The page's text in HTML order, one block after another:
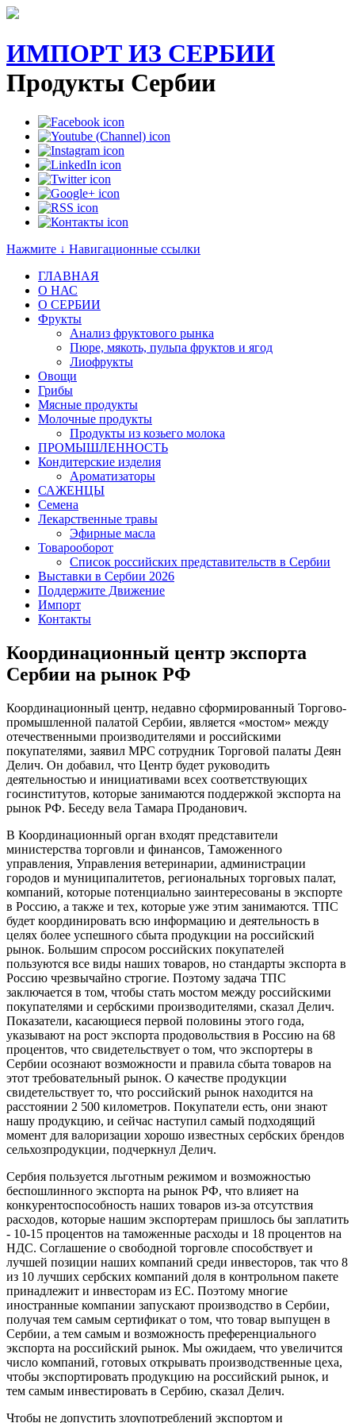
ИМПОРТ ИЗ СЕРБИИ
Продукты Сербии
Нажмите ↓ Навигационные ссылки
ГЛАВНАЯ
О НАС
O СЕРБИИ
Фрукты
Анализ фруктового рынка
Пюре, мякоть, пульпа фруктов и ягод
Лиофрукты
Овощи
Грибы
Мясные продукты
Молочные продукты
Продукты из козьего молока
ПРОМЫШЛЕННОСТЬ
Кондитерские изделия
Ароматизаторы
САЖЕНЦЫ
Семена
Лекарственные травы
Эфирные масла
Товарооборот
Список российских представительств в Сербии
Выставки в Сербии 2026
Поддержите Движение
Импорт
Контакты
Координационный центр экспорта
Сербии на рынок РФ
Координационный центр, недавно сформированный Торгово-
промышленной палатой Сербии, является «мостом» между
отечественными производителями и российскими
покупателями, заявил МРС сотрудник Торговой палаты Деян
Делич. Он добавил, что Центр будет руководить
деятельностью и инициативами всех соответствующих
госинститутов, которые занимаются поддержкой экспорта на
рынок РФ. Беседу вела Тамара Проданович.
В Координационный орган входят представители
министерства торговли и финансов, Таможенного
управления, Управления ветеринарии, администрации
городов и муниципалитетов, региональных торговых палат,
компаний, которые потенциально заинтересованы в экспорте
в Россию, а также и тех, которые уже этим занимаются. ТПС
будет координировать всю информацию и деятельность в
целях более успешного сбыта продукции на российский
рынок. Большим спросом российских покупателей
пользуются все виды наших товаров, но стандарты экспорта в
Россию чрезвычайно строгие. Поэтому задача ТПС
заключается в том, чтобы стать мостом между российскими
покупателями и сербскими производителями, сказал Делич.
Показатели, касающиеся первой половины этого года,
указывают на рост экспорта продовольствия в Россию на 68
процентов, что свидетельствует о том, что экспортеры в
Сербии осознают возможности и правила сбыта товаров на
этот требовательный рынок. О качестве продукции
свидетельствует то, что российский рынок находится на
расстоянии 2 500 километров. Покупатели есть, они знают
нашу продукцию, и сейчас наступил самый подходящий
момент для валоризации хорошо известных сербских брендов
сельхозпродукции, подчеркнул Делич.
Сербия пользуется льготным режимом и возможностью
беспошлинного экспорта на рынок РФ, что влияет на
конкурентоспособность наших товаров из-за отсутствия
расходов, которые нашим экспортерам пришлось бы заплатить
- 10-15 процентов на таможенные расходы и 18 процентов на
НДС. Соглашение о свободной торговле способствует и
лучшей позиции наших компаний среди инвесторов, так что 8
из 10 лучших сербских компаний доля в контрольном пакете
принадлежит и инвесторам из ЕС. Поэтому многие
иностранные компании запускают производство в Сербии,
получая тем самым сертификат о том, что товар выпущен в
Сербии, а тем самым и возможность преференциального
экспорта на российский рынок. Мы ожидаем, что увеличится
число компаний, готовых открывать производственные цеха,
чтобы экспортировать продукцию на российский рынок, и
тем самым инвестировать в Сербию, сказал Делич.
Чтобы не допустить злоупотреблений экспортом и